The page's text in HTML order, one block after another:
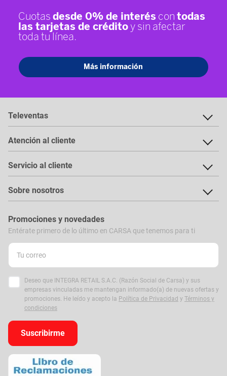
Televentas
Atención al cliente
Servicio al cliente
Sobre nosotros
Promociones y novedades
Entérate primero de lo último en CARSA que tenemos para ti
Deseo que INTEGRA RETAIL S.A.C. (Razón Social de Carsa) y sus
empresas vinculadas me mantengan informado(a) de nuevas ofertas y
promociones. He leído y acepto la Política de Privacidad y Términos y
condiciones
Suscribirme